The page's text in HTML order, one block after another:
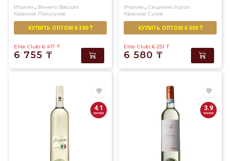
Италия , Венето Baccolo
Красное Полусухое
КУПИТЬ ОПТОМ 6 300 ₸
Elite Club: 6 417 ₸
6 755 ₸
Италия , Сицилия Inycon
Красное Сухое
КУПИТЬ ОПТОМ 6 000 ₸
Elite Club: 6 251 ₸
6 580 ₸
4.1 3.9